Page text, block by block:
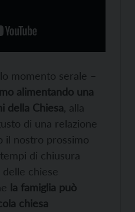
momento serale –
alimentando una
della Chiesa , alla
di una relazione
il nostro prossimo
di chiusura
chiese
la famiglia può
chiesa